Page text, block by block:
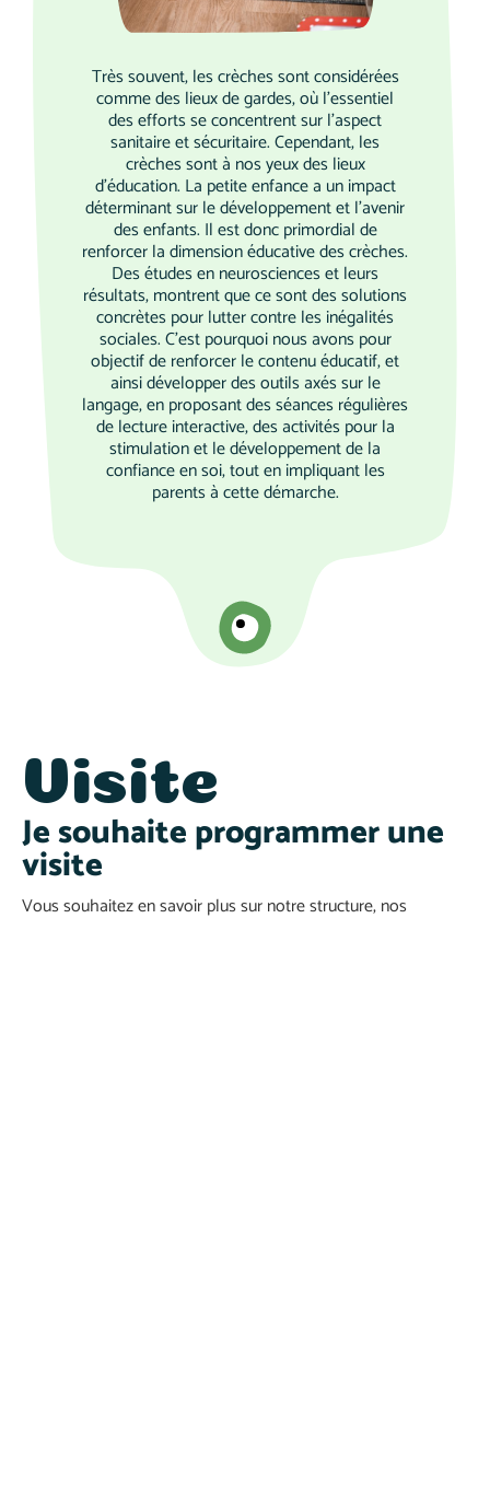
Très souvent, les crèches sont considérées
comme des lieux de gardes, où l'essentiel
des efforts se concentrent sur l'aspect
sanitaire et sécuritaire. Cependant, les
crèches sont à nos yeux des lieux
d'éducation. La petite enfance a un impact
déterminant sur le développement et l'avenir
des enfants. Il est donc primordial de
renforcer la dimension éducative des crèches.
Des études en neurosciences et leurs
résultats, montrent que ce sont des solutions
concrètes pour lutter contre les inégalités
sociales. C’est pourquoi nous avons pour
objectif de renforcer le contenu éducatif, et
ainsi développer des outils axés sur le
langage, en proposant des séances régulières
de lecture interactive, des activités pour la
stimulation et le développement de la
confiance en soi, tout en impliquant les
parents à cette démarche.
Visite
Je souhaite programmer une
visite
Vous souhaitez en savoir plus sur notre structure, nos